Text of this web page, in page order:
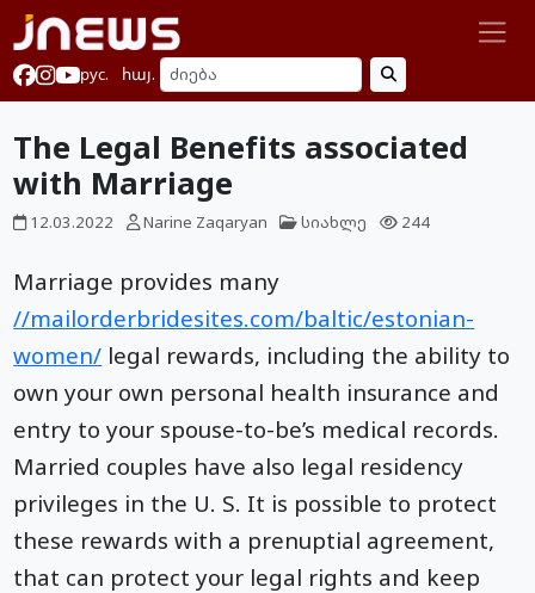
рус. հայ.
The Legal Benefits associated
with Marriage
12.03.2022 Narine Zaqaryan სიახლე 244
Marriage provides many
//mailorderbridesites.com/baltic/estonian-
women/ legal rewards, including the ability to
own your own personal health insurance and
entry to your spouse-to-be’s medical records.
Married couples have also legal residency
privileges in the U. S. It is possible to protect
these rewards with a prenuptial agreement,
that can protect your legal rights and keep